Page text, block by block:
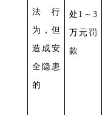
法行
为，但
造成安
全隐患
的
处 1～3
万元罚
款